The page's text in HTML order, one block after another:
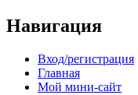
Навигация
Вход/регистрация
Главная
Мой мини-сайт